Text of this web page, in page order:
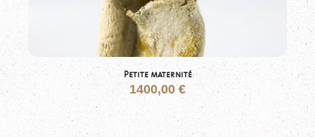
Petite maternité
1400,00€